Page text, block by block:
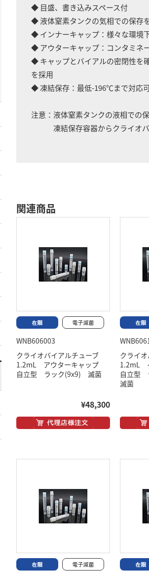
◆ 目盛、書き込みスペース付
◆ 液体窒素タンクの気相での保存
◆ インナーキャップ：様々な環境
◆ アウターキャップ：コンタミネ
◆ キャップとバイアルの密閉性を
を採用
◆ 凍結保存：最低-196℃まで対応
注意：液体窒素タンクの液相での
凍結保存容器からクライオバイ
関連商品
WNB606003
クライオバイアルチューブ
1.2mL アウターキャップ
自立型 ラック(9x9) 滅菌
¥48,300
クライ
1.2mL
自立型
滅菌